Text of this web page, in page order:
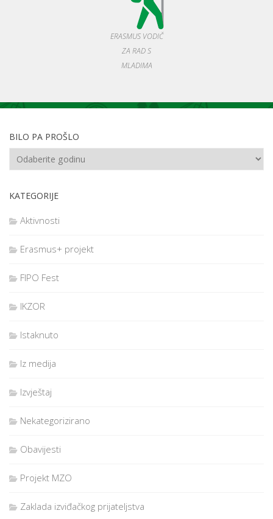
ERASMUS VODIČ
ZA RAD S
MLADIMA
BILO PA PROŠLO
KATEGORIJE
Aktivnosti
Erasmus+ projekt
FIPO Fest
IKZOR
Istaknuto
Iz medija
Izvještaj
Nekategorizirano
Obavijesti
Projekt MZO
Zaklada izviđačkog prijateljstva